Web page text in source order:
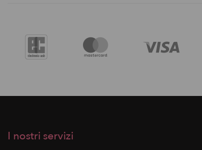
I nostri servizi